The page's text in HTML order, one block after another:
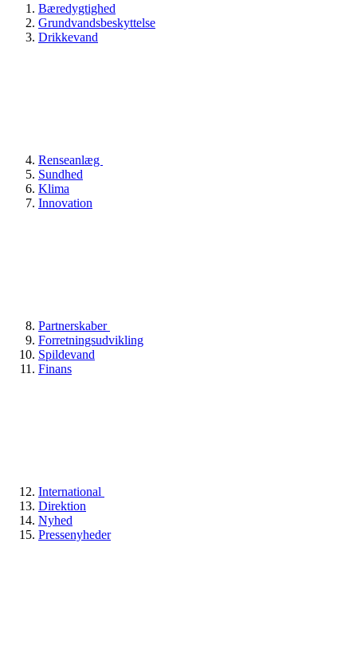
Bæredygtighed
Grundvandsbeskyttelse
Drikkevand
Renseanlæg
Sundhed
Klima
Innovation
Partnerskaber
Forretningsudvikling
Spildevand
Finans
International
Direktion
Nyhed
Pressenyheder